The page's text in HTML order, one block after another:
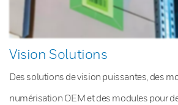
Vision Solutions
Des solutions de vision puissantes, des
numérisation OEM et des modules pour